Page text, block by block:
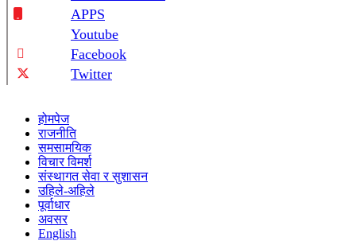
Online News Portal
APPS
Youtube
Facebook
Twitter
होमपेज
राजनीति
समसामयिक
विचार विमर्श
संस्थागत सेवा र सुशासन
उहिले-अहिले
पूर्वाधार
अवसर
English